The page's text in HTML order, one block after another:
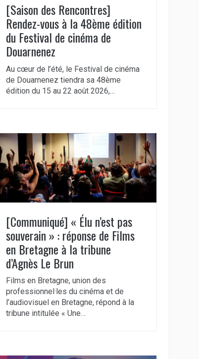
[Saison des Rencontres]
Rendez-vous à la 48ème édition
du Festival de cinéma de
Douarnenez
Au cœur de l’été, le Festival de cinéma
de Douarnenez tiendra sa 48ème
édition du 15 au 22 août 2026,…
[Communiqué] « Élu n’est pas
souverain » : réponse de Films
en Bretagne à la tribune
d’Agnès Le Brun
Films en Bretagne, union des
professionnel·les du cinéma et de
l’audiovisuel en Bretagne, répond à la
tribune intitulée « Une…